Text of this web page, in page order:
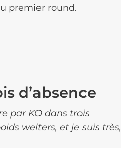
premier round.
d’absence
par KO dans trois
welters, et je suis très,